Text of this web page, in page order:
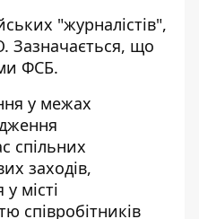
"журналістів",
Зазначається, що
ФСБ.
у межах
спільних
заходів,
місті
співробітників